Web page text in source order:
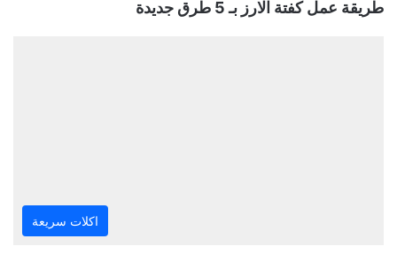
طريقة عمل كفتة الارز بـ 5 طرق جديدة
اكلات سريعة